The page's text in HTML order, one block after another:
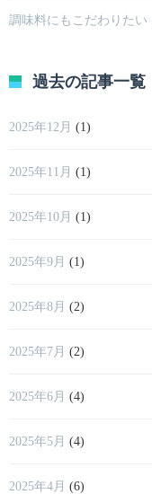
調味料にもこだわりたい
過去の記事一覧
2025年12月 (1)
2025年11月 (1)
2025年10月 (1)
2025年9月 (1)
2025年8月 (2)
2025年7月 (2)
2025年6月 (4)
2025年5月 (4)
2025年4月 (6)